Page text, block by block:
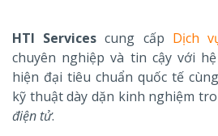
HTI Services cung cấp Dịch
chuyên nghiệp và tin cậy với
hiện đại tiêu chuẩn quốc tế
kỹ thuật dày dặn kinh nghiệm
điện tử.